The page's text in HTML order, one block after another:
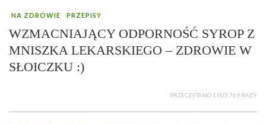
NA ZDROWIE PRZEPISY
WZMACNIAJĄCY ODPORNOŚĆ SYROP Z
MNISZKA LEKARSKIEGO – ZDROWIE W
SŁOICZKU :)
PRZECZYTANO 1 005 769 RAZY